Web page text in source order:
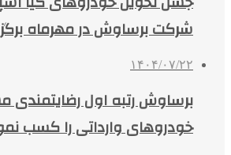
شرکت برساوش در مهرماه
۱۴۰۴/۰۷/۲۲
برساوش رتبه اول رضایتمندی
خودروهای وارداتی را کسب